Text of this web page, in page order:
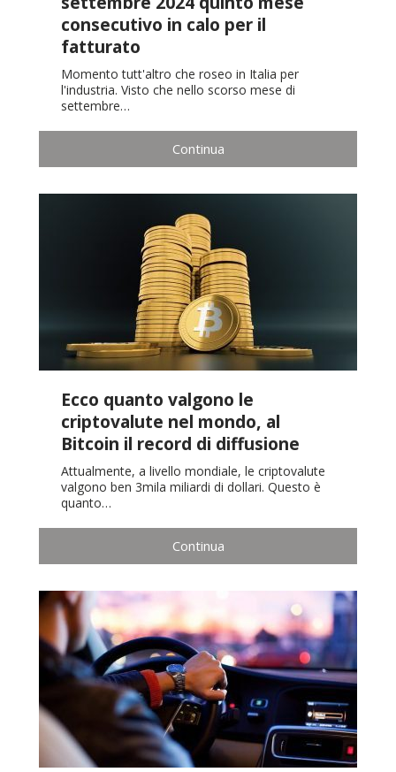
consecutivo in calo per il
fatturato
Momento tutt'altro che roseo in Italia per
l'industria. Visto che nello scorso mese di
settembre…
Continua
Ecco quanto valgono le
criptovalute nel mondo, al
Bitcoin il record di diffusione
Attualmente, a livello mondiale, le criptovalute
valgono ben 3mila miliardi di dollari. Questo è
quanto…
Continua